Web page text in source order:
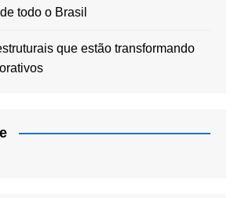
todo o Brasil
que estão transformando